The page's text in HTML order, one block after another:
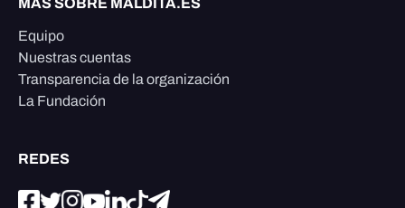
MÁS SOBRE MALDITA.ES
Equipo
Nuestras cuentas
Transparencia de la organización
La Fundación
REDES